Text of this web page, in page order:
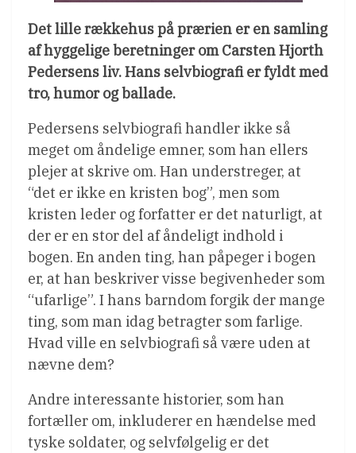
Det lille rækkehus på prærien er en samling
af hyggelige beretninger om Carsten Hjorth
Pedersens liv. Hans selvbiografi er fyldt med
tro, humor og ballade.
Pedersens selvbiografi handler ikke så
meget om åndelige emner, som han ellers
plejer at skrive om. Han understreger, at
“det er ikke en kristen bog”, men som
kristen leder og forfatter er det naturligt, at
der er en stor del af åndeligt indhold i
bogen. En anden ting, han påpeger i bogen
er, at han beskriver visse begivenheder som
“ufarlige”. I hans barndom forgik der mange
ting, som man idag betragter som farlige.
Hvad ville en selvbiografi så være uden at
nævne dem?
Andre interessante historier, som han
fortæller om, inkluderer en hændelse med
tyske soldater, og selvfølgelig er det